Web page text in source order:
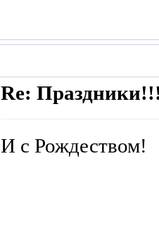
Re:
И с Рождеством!